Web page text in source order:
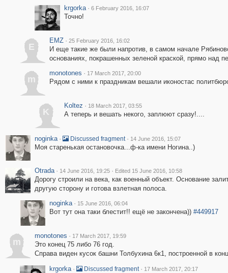
krgorka · 6 February 2016, 16:07
Точно!
E
EMZ · 25 February 2016, 16:02
И еще такие же были напротив, в самом начале
основаниях, покрашенных зеленой краской, прямо над
m
monotones · 17 March 2017, 20:00
Рядом с ними к праздникам вешали иконостас
K
Koltez · 18 March 2017, 03:55
А теперь и вешать некого, заплюют сразу!....
noginka · Discussed fragment · 14 June 2016, 15:07
Моя старенькая остановочка...ф-ка имени Ногина..)
Otrada · 14 June 2016, 19:25 · Edited 15 June 2016, 10:58
Дорогу строили на века, как военный объект. Основание
другую сторону и готова взлетная полоса.
noginka · 15 June 2016, 06:04
Вот тут она таки блестит!! ещё не закончена)) #449917
m
monotones · 17 March 2017, 19:59
Это конец 75 либо 76 год.
Справа виден кусок башни Толбухина 6к1, построенной в
krgorka · Discussed fragment · 17 March 2017, 20:17